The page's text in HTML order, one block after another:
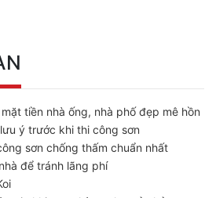
tiền nhà ống, nhà phố đẹp mê hồn
ý trước khi thi công sơn
sơn chống thấm chuẩn nhất
để tránh lãng phí